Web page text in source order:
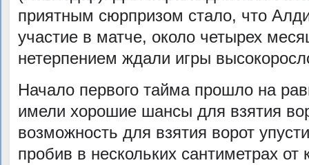
приятным сюрпризом стало, что
участие в матче, около четырех
нетерпением ждали игры
Начало первого тайма прошло на
имели хорошие шансы для взятия
возможность для взятия ворот
пробив в нескольких сантиметрах от